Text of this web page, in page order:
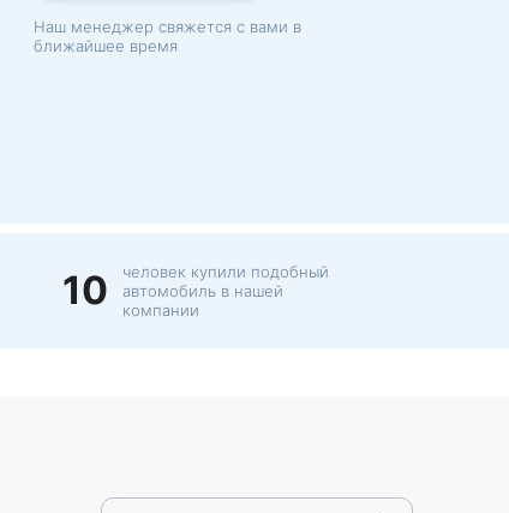
Наш менеджер свяжется с вами в
ближайшее время
10
человек купили подобный
автомобиль в нашей
компании